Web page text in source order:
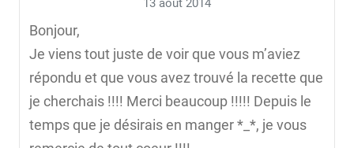
13 août 2014
Bonjour,
Je viens tout juste de voir que vous m’aviez
répondu et que vous avez trouvé la recette que
je cherchais !!!! Merci beaucoup !!!!! Depuis le
temps que je désirais en manger *_*, je vous